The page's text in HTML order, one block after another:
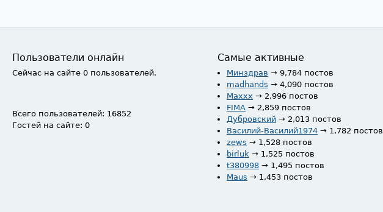
Пользователи онлайн
Сейчас на сайте 0 пользователей.
Всего пользователей: 16852
Гостей на сайте: 0
Самые активные
Минздрав → 9,784 постов
madhands → 4,090 постов
Maxxx → 2,996 постов
FIMA → 2,859 постов
Дубровский → 2,013 постов
Василий-Василий1974 → 1,782 постов
zews → 1,528 постов
birluk → 1,525 постов
t380998 → 1,495 постов
Maus → 1,453 постов